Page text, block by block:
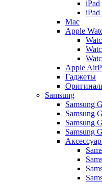
iPad
Mac
Apple
Apple
Гаджеты
Samsung
Samsung
Samsung
Samsung
Samsung